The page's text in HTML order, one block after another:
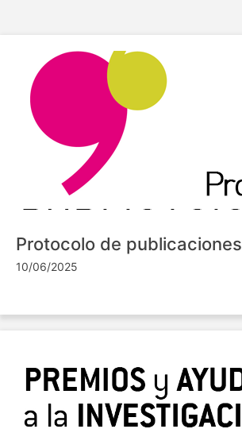
Protocolo de publicaciones
10/06/2025